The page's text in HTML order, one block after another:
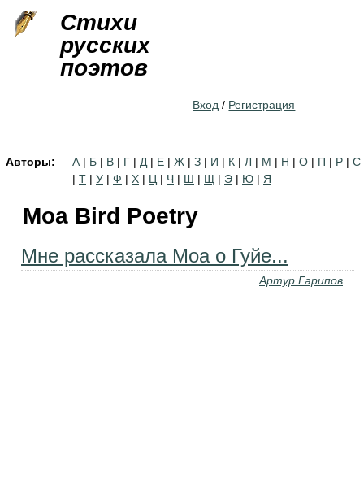
Стихи
русских
поэтов
Вход / Регистрация
Авторы: А | Б | В | Г | Д | Е | Ж | З | И | К | Л | М | Н | О | П | Р | С
| Т | У | Ф | Х | Ц | Ч | Ш | Щ | Э | Ю | Я
Moa Bird Poetry
Мне рассказала Моа о Гуйе...
Артур Гарипов